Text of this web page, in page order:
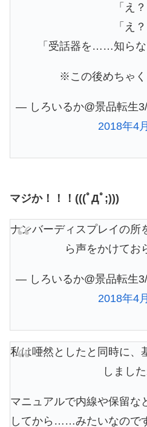
「え？
「え？
「受話器を……知ら
※この後めちゃく
— しろいるか@景品転生
2018年4
マジか！！！(((ﾟДﾟ;)))
ナンバーディスプレイの所
ら声をかけてお
— しろいるか@景品転生
2018年4
私は唖然としたと同時に、
しました
マニュアルで内線や保留な
してから……みたいなので